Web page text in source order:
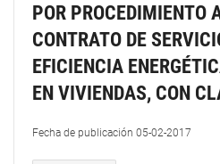
POR PROCEDIMIENTO
CONTRATO DE
EFICIENCIA
EN VIVIENDAS, CON
Fecha de publicación 05-02-2017